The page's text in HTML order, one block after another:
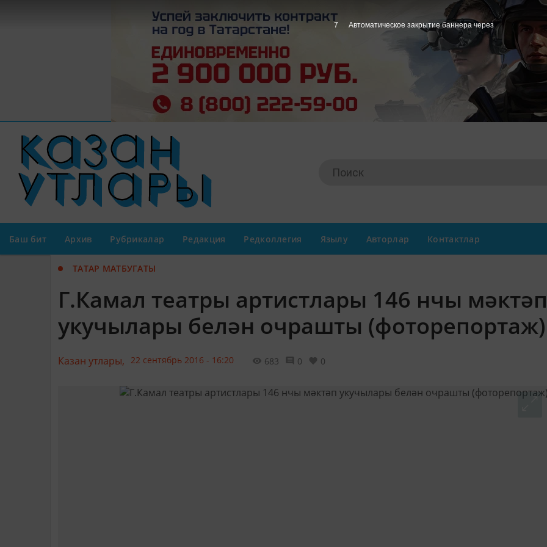
Баш бит Архив Рубрикалар Редакция Редколлегия Язылу Авторлар Контактлар
ТАТАР МАТБУГАТЫ
Г.Камал театры артистлары 146 нчы мәктәп
укучылары белән очрашты (фоторепортаж)
Казан утлары, 22 сентябрь 2016 - 16:20 683 0 0
6 Автоматическое закрытие баннера через